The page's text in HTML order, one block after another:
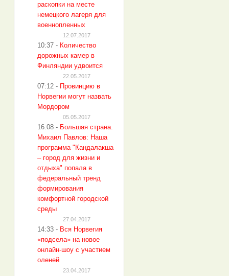
раскопки на месте
немецкого лагеря для
военнопленных
12.07.2017
10:37 - Количество
дорожных камер в
Финляндии удвоится
22.05.2017
07:12 - Провинцию в
Норвегии могут назвать
Мордором
05.05.2017
16:08 - Большая страна.
Михаил Павлов: Наша
программа "Кандалакша
– город для жизни и
отдыха" попала в
федеральный тренд
формирования
комфортной городской
среды
27.04.2017
14:33 - Вся Норвегия
«подсела» на новое
онлайн-шоу с участием
оленей
23.04.2017